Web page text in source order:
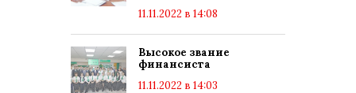
11.11.2022 в 14:08
Высокое звание
финансиста
11.11.2022 в 14:03